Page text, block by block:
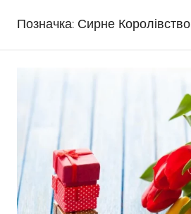
Позначка: Сирне Королівство